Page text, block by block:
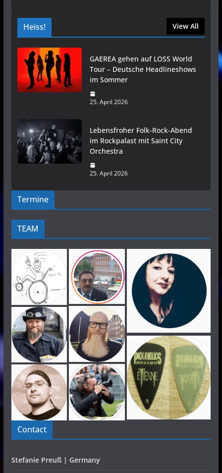
Heiss! View All
GAEREA gehen auf LOSS World
Tour – Deutsche Headlineshows
im Sommer
25. April 2026
Lebensfroher Folk-Rock-Abend
im Rockpalast mit Saint City
Orchestra
25. April 2026
Termine
TEAM
Contact
Stefanie Preuß | Germany